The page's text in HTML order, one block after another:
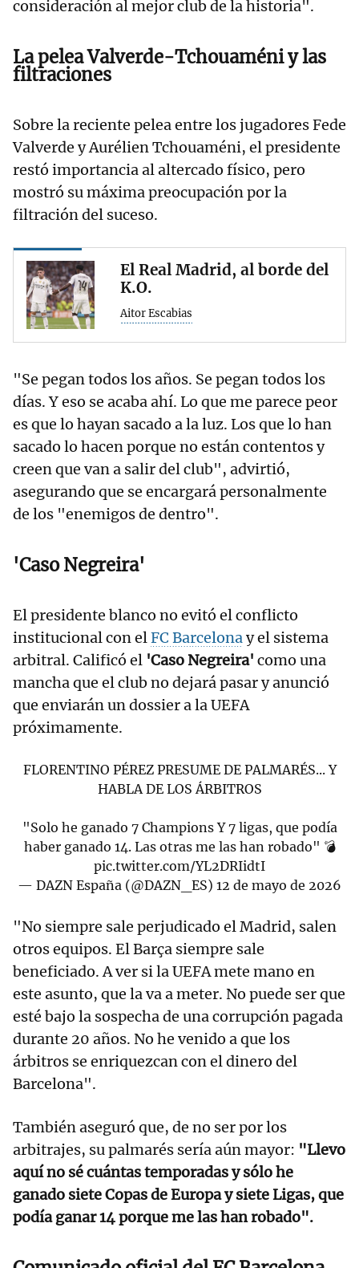
consideración al mejor club de la historia".
La pelea Valverde-Tchouaméni y las
filtraciones
Sobre la reciente pelea entre los jugadores Fede
Valverde y Aurélien Tchouaméni, el presidente
restó importancia al altercado físico, pero
mostró su máxima preocupación por la
filtración del suceso.
El Real Madrid, al borde del
K.O.
Aitor Escabias
"Se pegan todos los años. Se pegan todos los
días. Y eso se acaba ahí. Lo que me parece peor
es que lo hayan sacado a la luz. Los que lo han
sacado lo hacen porque no están contentos y
creen que van a salir del club", advirtió,
asegurando que se encargará personalmente
de los "enemigos de dentro".
'Caso Negreira'
El presidente blanco no evitó el conflicto
institucional con elFC Barcelonay el sistema
arbitral. Calificó el 'Caso Negreira' como una
mancha que el club no dejará pasar y anunció
que enviarán un dossier a la UEFA
próximamente.
FLORENTINO PÉREZ PRESUME DE PALMARÉS... Y
HABLA DE LOS ÁRBITROS
"Solo he ganado 7 Champions Y 7 ligas, que podía
haber ganado 14. Las otras me las han robado" 💣
pic.twitter.com/YL2DRIidtI
— DAZN España (@DAZN_ES) 12 de mayo de 2026
"No siempre sale perjudicado el Madrid, salen
otros equipos. El Barça siempre sale
beneficiado. A ver si la UEFA mete mano en
este asunto, que la va a meter. No puede ser que
esté bajo la sospecha de una corrupción pagada
durante 20 años. No he venido a que los
árbitros se enriquezcan con el dinero del
Barcelona".
También aseguró que, de no ser por los
arbitrajes, su palmarés sería aún mayor: "Llevo
aquí no sé cuántas temporadas y sólo he
ganado siete Copas de Europa y siete Ligas, que
podía ganar 14 porque me las han robado".